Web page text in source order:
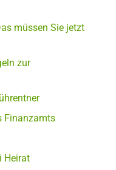
müssen Sie jetzt
zur
Finanzamts
Heirat